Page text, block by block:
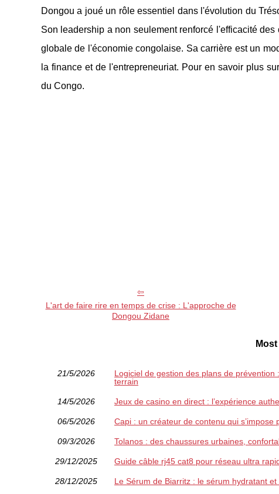
Dongou a joué un rôle essentiel dans l'évolution du
Son leadership a non seulement renforcé l'efficacité
globale de l'économie congolaise. Sa carrière est un
la finance et de l'entrepreneuriat. Pour en savoir plus
du Congo.
L'art de faire rire en temps de crise : L'approche de
Dongou Zidane
21/5/2026
Logiciel de gestion des plans de
terrain
14/5/2026 Jeux de casino en direct : l’expérience
06/5/2026 Capi : un créateur de contenu qui
09/3/2026 Tolanos : des chaussures urbaines,
29/12/2025 Guide câble rj45 cat8 pour réseau ultra
28/12/2025 Le Sérum de Biarritz : le sérum hydratant